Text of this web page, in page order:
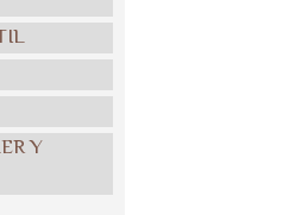
Y